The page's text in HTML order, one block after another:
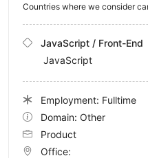
Countries where we consider
JavaScript / Front-End
JavaScript
Employment: Fulltime
Domain: Other
Product
Office: